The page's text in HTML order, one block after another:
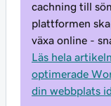
cachning till
plattformen
växa online -
Läs hela
optimerade
din webbplats